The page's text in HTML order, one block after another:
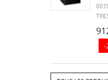
(
du
-